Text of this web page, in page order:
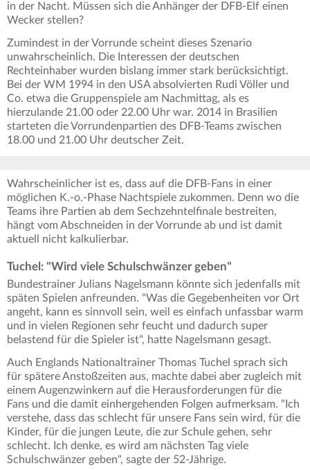
in der Nacht. Müssen sich die Anhänger der DFB-Elf einen
Wecker stellen?
Zumindest in der Vorrunde scheint dieses Szenario
unwahrscheinlich. Die Interessen der deutschen
Rechteinhaber wurden bislang immer stark berücksichtigt.
Bei der WM 1994 in den USA absolvierten Rudi Völler und
Co. etwa die Gruppenspiele am Nachmittag, als es
hierzulande 21.00 oder 22.00 Uhr war. 2014 in Brasilien
starteten die Vorrundenpartien des DFB-Teams zwischen
18.00 und 21.00 Uhr deutscher Zeit.
Wahrscheinlicher ist es, dass auf die DFB-Fans in einer
möglichen K.-o.-Phase Nachtspiele zukommen. Denn wo die
Teams ihre Partien ab dem Sechzehntelfinale bestreiten,
hängt vom Abschneiden in der Vorrunde ab und ist damit
aktuell nicht kalkulierbar.
Tuchel: "Wird viele Schulschwänzer geben"
Bundestrainer Julians Nagelsmann könnte sich jedenfalls mit
späten Spielen anfreunden. "Was die Gegebenheiten vor Ort
angeht, kann es sinnvoll sein, weil es einfach unfassbar warm
und in vielen Regionen sehr feucht und dadurch super
belastend für die Spieler ist", hatte Nagelsmann gesagt.
Auch Englands Nationaltrainer Thomas Tuchel sprach sich
für spätere Anstoßzeiten aus, machte dabei aber zugleich mit
einem Augenzwinkern auf die Herausforderungen für die
Fans und die damit einhergehenden Folgen aufmerksam. "Ich
verstehe, dass das schlecht für unsere Fans sein wird, für die
Kinder, für die jungen Leute, die zur Schule gehen, sehr
schlecht. Ich denke, es wird am nächsten Tag viele
Schulschwänzer geben", sagte der 52-Jährige.